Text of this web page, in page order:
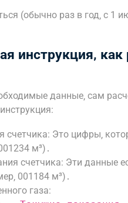
(обычно раз в год‚ с 1
инструкция‚ как
данные‚ сам
счетчика: Это цифры‚
м³)․
счетчика: Эти данные
001184 м³)․
газа: